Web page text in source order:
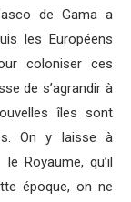
de Gama a
les Européens
coloniser ces
de s’agrandir à
îles sont
On y laisse à
Royaume, qu’il
époque, on ne